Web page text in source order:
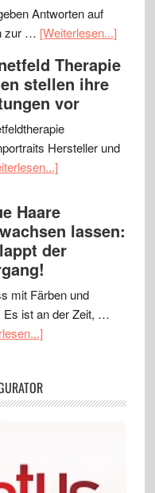
Antworten auf
zur … [Weiterlesen...]
Therapie
stellen ihre
vor
Hersteller und
Haare
lassen:
der
mit Färben und
Es ist an der Zeit, …